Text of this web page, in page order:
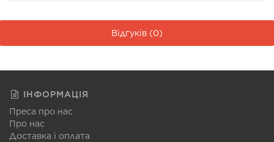
Відгуків (0)
ІНФОРМАЦІЯ
Преса про нас
Про нас
Доставка і оплата